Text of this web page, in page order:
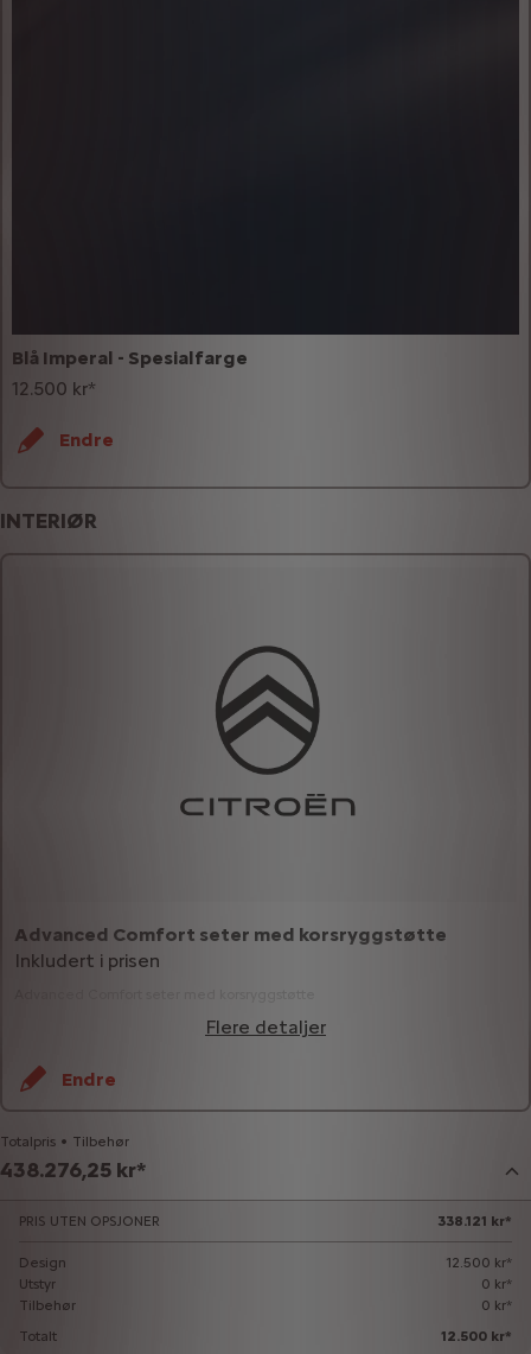
Blå Imperal - Spesialfarge
12.500 kr*
Endre
INTERIØR
Advanced Comfort seter med korsryggstøtte
Inkludert i prisen
Flere detaljer
Endre
Totalpris Tilbehør
438.276,25 kr*
PRIS UTEN OPSJONER 338.121 kr*
Design
12.500 kr*
Utstyr
0 kr*
Tilbehør
0 kr*
Totalt
12.500 kr*